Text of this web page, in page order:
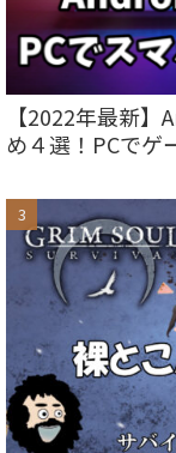
【2022年最新
め４選！PCでゲ